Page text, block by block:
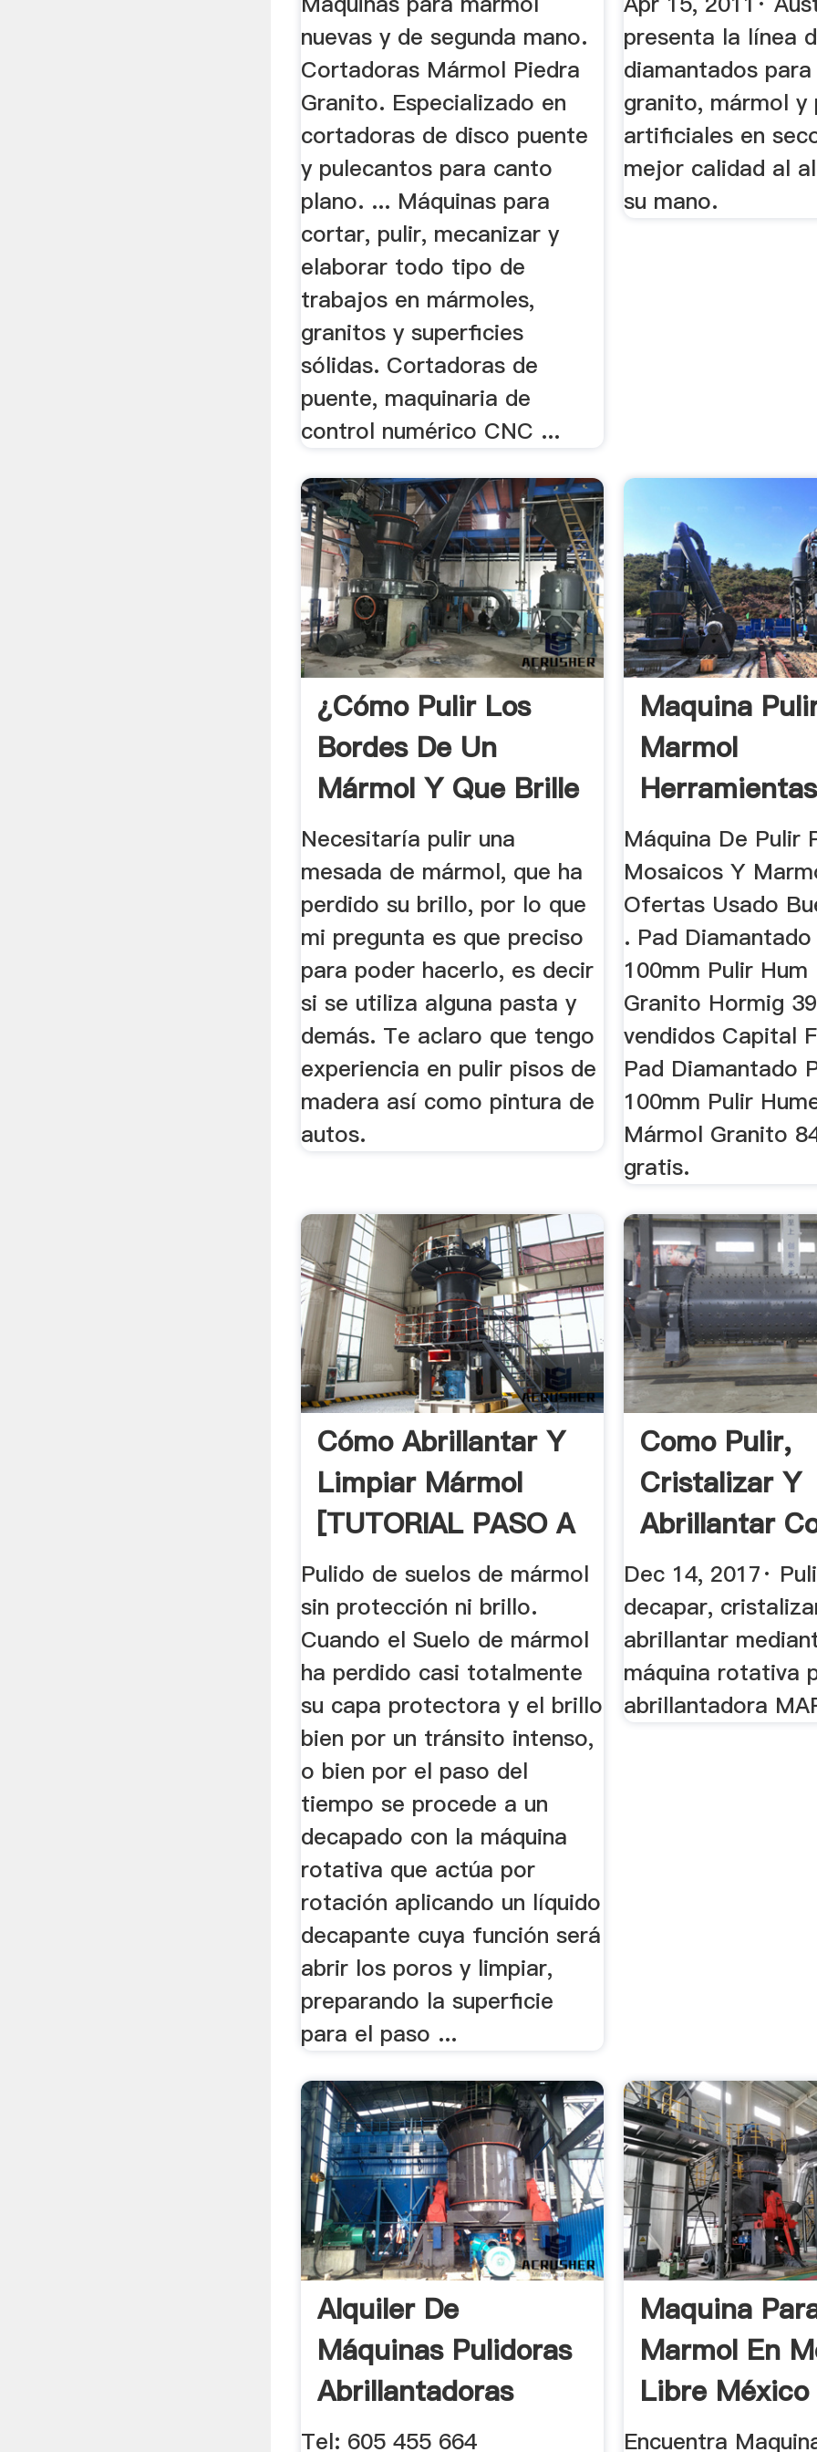
nuevas y de segunda mano.
Cortadoras Mármol Piedra
Granito. Especializado en
cortadoras de disco puente
y pulecantos para canto
plano. ... Máquinas para
cortar, pulir, mecanizar y
elaborar todo tipo de
trabajos en mármoles,
granitos y superficies
sólidas. Cortadoras de
puente, maquinaria de
control numérico CNC ...
presenta la línea
diamantados
granito, mármol y
artificiales en
mejor calidad al
su mano.
¿Cómo Pulir Los
Bordes De Un
Mármol Y Que Brille
...
Necesitaría pulir una
mesada de mármol, que ha
perdido su brillo, por lo que
mi pregunta es que preciso
para poder hacerlo, es decir
si se utiliza alguna pasta y
demás. Te aclaro que tengo
experiencia en pulir pisos de
madera así como pintura de
autos.
Maquina
Marmol
Máquina De Pulir
Mosaicos Y
Ofertas Usado
. Pad
100mm Pulir
Granito Hormig
vendidos Capital
Pad Diamantado
100mm Pulir
Mármol Granito
gratis.
Cómo Abrillantar Y
Limpiar Mármol
[TUTORIAL PASO A
PASO]
Pulido de suelos de mármol
sin protección ni brillo.
Cuando el Suelo de mármol
ha perdido casi totalmente
su capa protectora y el brillo
bien por un tránsito intenso,
o bien por el paso del
tiempo se procede a un
decapado con la máquina
rotativa que actúa por
rotación aplicando un líquido
decapante cuya función será
abrir los poros y limpiar,
preparando la superficie
para el paso ...
Como Pulir,
Cristalizar Y
Abrillantar
Máquina
Dec 14, 2017·
decapar,
abrillantar
máquina rotativa
abrillantadora
Alquiler De
Máquinas Pulidoras
Abrillantadoras
Tel: 605 455 664
Maquina
Marmol En
Libre México
Encuentra